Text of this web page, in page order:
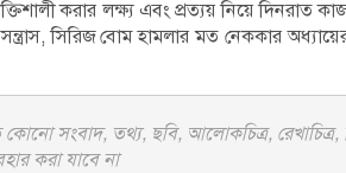
করার লক্ষ্য এবং প্রত্যয় নিয়ে দিনরাত
সিরিজ বোম হামলার মত নেককার
সংবাদ, তথ্য, ছবি, আলোকচিত্র, রেখাচিত্র,
করা যাবে না